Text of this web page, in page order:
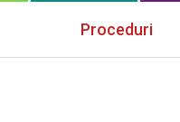
Proceduri